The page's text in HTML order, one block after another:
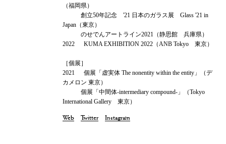
（福岡県）
創立50年記念 '21 日本のガラス展 Glass '21 in
Japan（東京）
のせでんアートライン2021（静思館 兵庫県）
2022 KUMA EXHIBITION 2022（ANB Tokyo 東京）
［個展］
2021 個展「虚実体 The nonentity within the entity」（デ
カメロン 東京）
個展「中間体-intermediary compound-」（Tokyo
International Gallery 東京）
Web Twitter Instagram